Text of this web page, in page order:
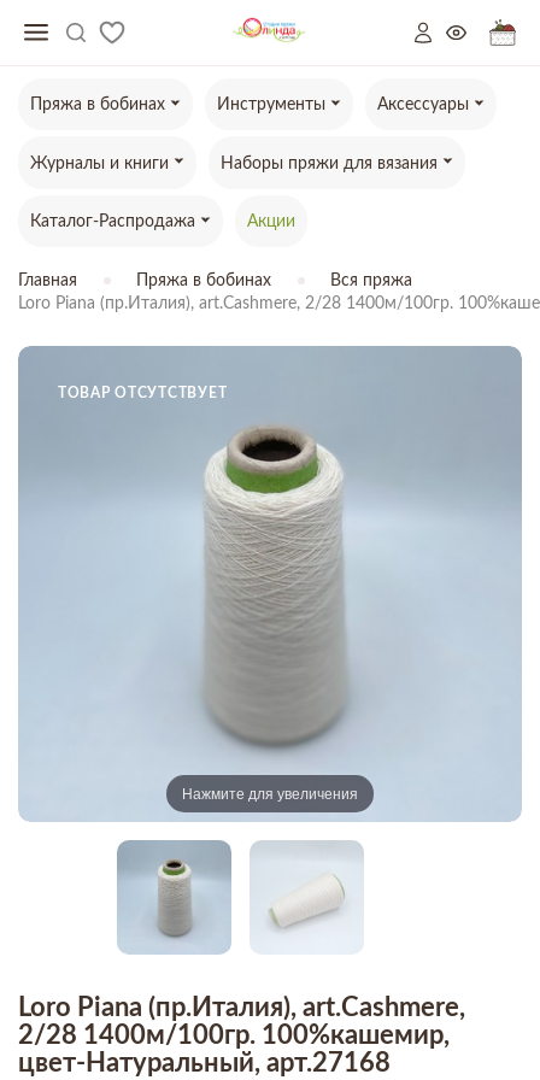
Пряжа в бобинах Инструменты Аксессуары
Журналы и книги Наборы пряжи для вязания
Каталог-Распродажа Акции
Главная Пряжа в бобинах
Вся пряжа
Loro Piana (пр.Италия), art.Cashmere, 2/28 1400м/100гр.
ТОВАР ОТСУТСТВУЕТ
Нажмите для увеличения
Loro Piana (пр.Италия), art.Cashmere,
2/28 1400м/100гр. 100%кашемир,
цвет-Натуральный, арт.27168